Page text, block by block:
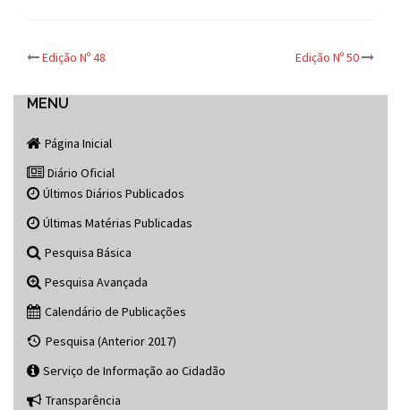
Post
navigation
Edição Nº 48 Edição Nº 50
MENU
Página Inicial
Diário Oficial
Últimos Diários Publicados
Últimas Matérias Publicadas
Pesquisa Básica
Pesquisa Avançada
Calendário de Publicações
Pesquisa (Anterior 2017)
Serviço de Informação ao Cidadão
Transparência